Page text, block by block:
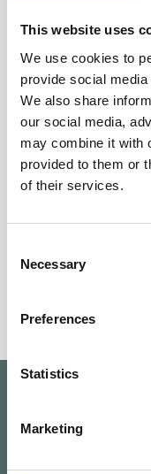
This website uses
We use cookies to
provide social
We also share
our social media,
may combine it with
provided to them or
of their services.
Selection
Necessary
Preferences
Statistics
Marketing
Ich möchte
Ankündigungen
Ich habe die
stimme ihr zu
Alle mit "*"